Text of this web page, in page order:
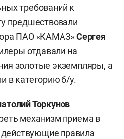
требований к
предшествовали
ПАО «КАМАЗ»Сергея
отдавали на
золотые экземпляры, а
в категорию б/у.
Торкунов
механизм приема в
действующие правила